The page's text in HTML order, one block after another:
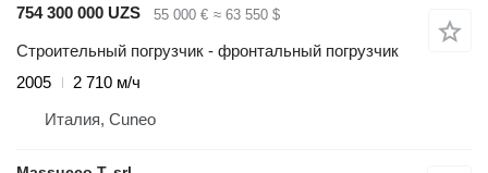
754 300 000 UZS
55 000 € ≈ 63 550 $
Строительный погрузчик - фронтальный погрузчик
2005
2 710 м/ч
Италия, Cuneo